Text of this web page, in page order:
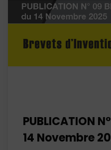
PUBLICATION
14 Novembre